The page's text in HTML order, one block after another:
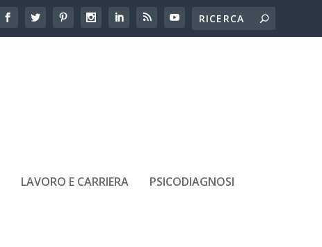
LAVORO E CARRIERA PSICODIAGNOSI